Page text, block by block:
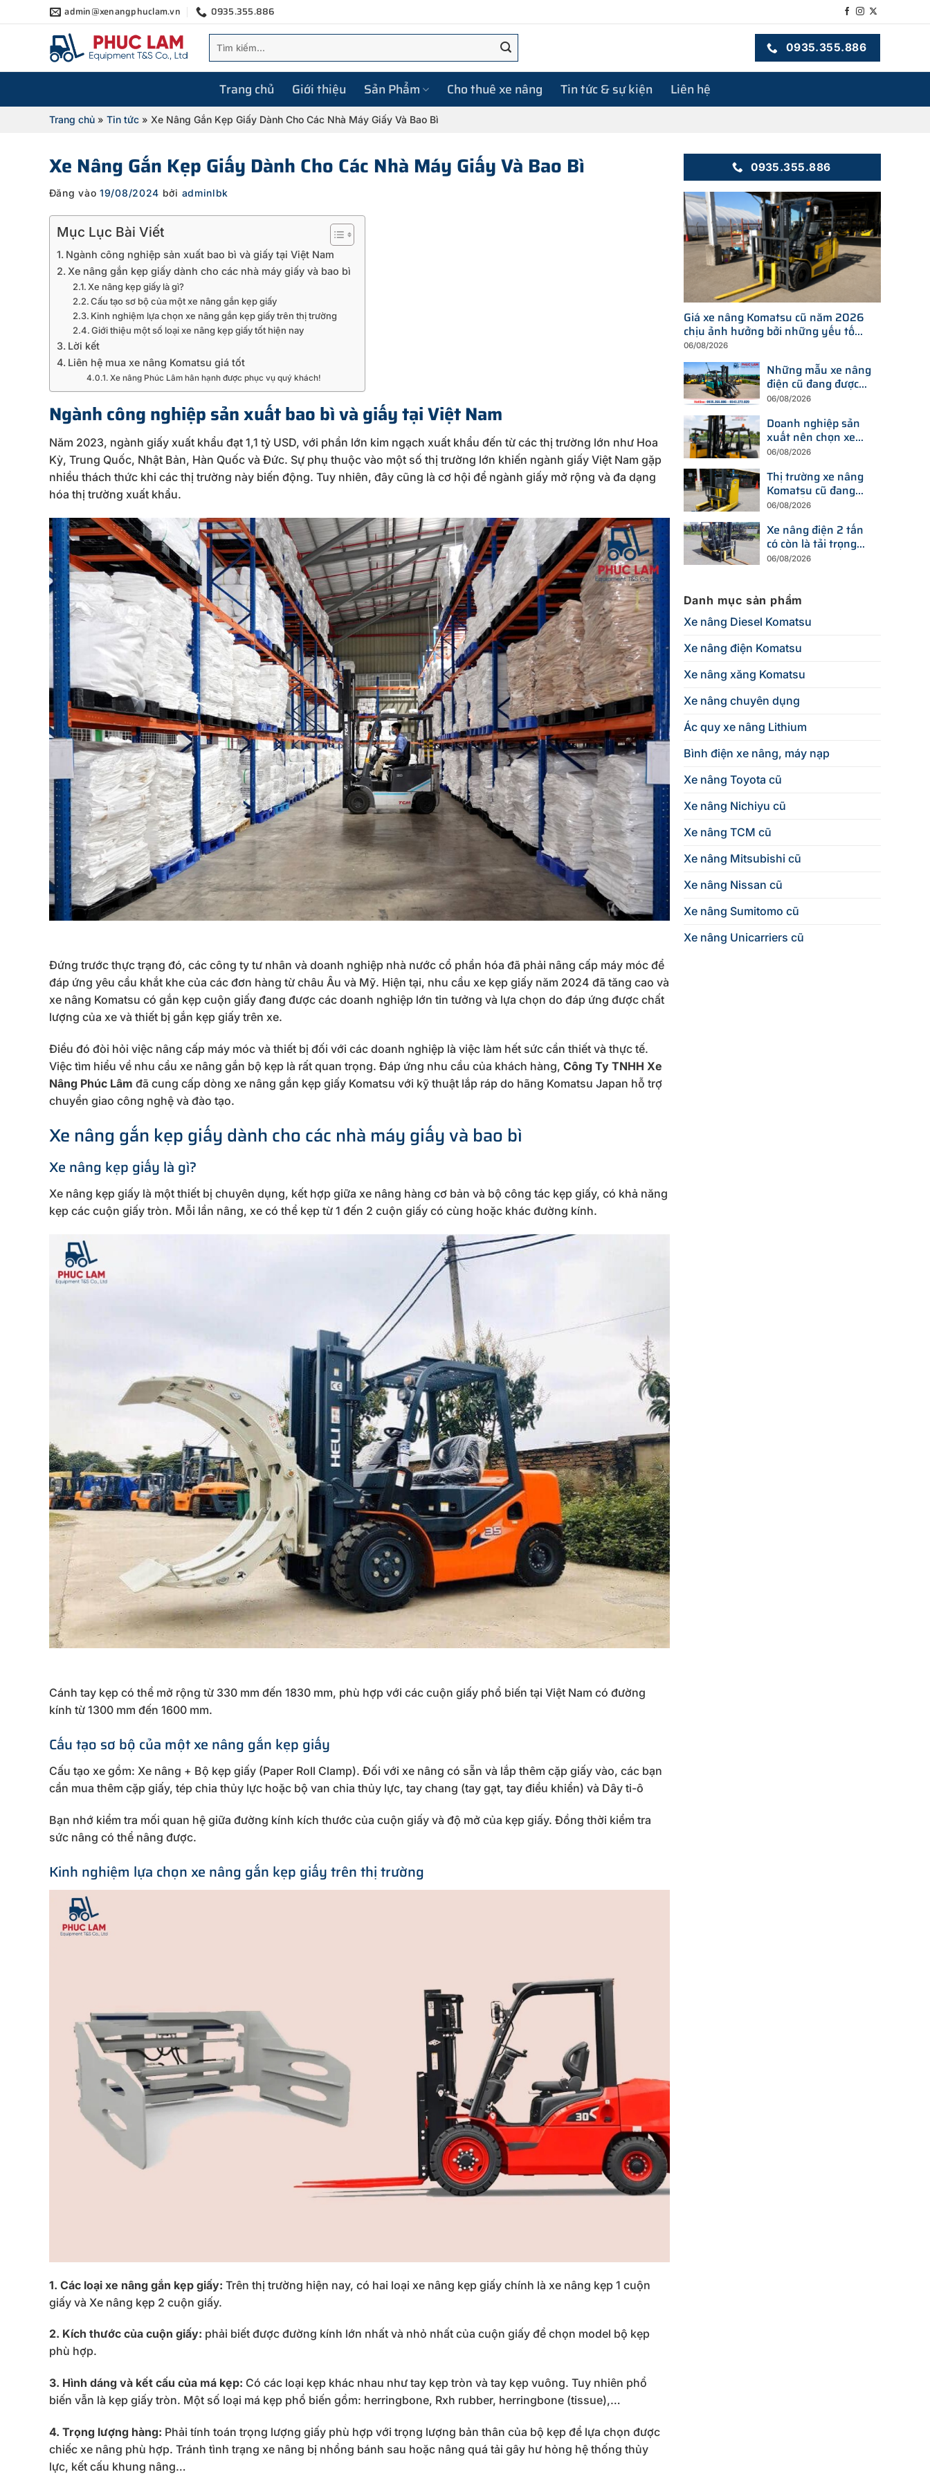
qua
admin@xenangphuclam.vn 0935.355.886
kiếm:
0935.355.886
Trang chủ Giới thiệu Sản Phẩm Cho thuê xe nâng Tin tức & sự kiện Liên hệ
Trang chủ» Tin tức» Xe Nâng Gắn Kẹp Giấy Dành Cho Các Nhà Máy Giấy Và Bao Bì
Xe Nâng Gắn Kẹp Giấy Dành Cho Các Nhà Máy Giấy Và Bao Bì
Đăng vào19/08/2024 bởi adminlbk
Mục Lục Bài Viết
Ngành công nghiệp sản xuất bao bì và giấy tại Việt Nam
Xe nâng gắn kẹp giấy dành cho các nhà máy giấy và bao bì
Xe nâng kẹp giấy là gì?
Cấu tạo sơ bộ của một xe nâng gắn kẹp giấy
Kinh nghiệm lựa chọn xe nâng gắn kẹp giấy trên thị trường
Giới thiệu một số loại xe nâng kẹp giấy tốt hiện nay
Lời kết
Liên hệ mua xe nâng Komatsu giá tốt
Xe nâng Phúc Lâm hân hạnh được phục vụ quý khách!
Ngành công nghiệp sản xuất bao bì và giấy tại Việt Nam
Năm 2023, ngành giấy xuất khẩu đạt 1,1 tỷ USD, với phần lớn kim ngạch xuất khẩu đến từ các thị trường lớn như Hoa
Kỳ, Trung Quốc, Nhật Bản, Hàn Quốc và Đức. Sự phụ thuộc vào một số thị trường lớn khiến ngành giấy Việt Nam gặp
nhiều thách thức khi các thị trường này biến động. Tuy nhiên, đây cũng là cơ hội để ngành giấy mở rộng và đa dạng
hóa thị trường xuất khẩu.
Đứng trước thực trạng đó, các công ty tư nhân và doanh nghiệp nhà nước cổ phần hóa đã phải nâng cấp máy móc để
đáp ứng yêu cầu khắt khe của các đơn hàng từ châu Âu và Mỹ. Hiện tại, nhu cầu xe kẹp giấy năm 2024 đã tăng cao và
xe nâng Komatsu có gắn kẹp cuộn giấy đang được các doanh nghiệp lớn tin tưởng và lựa chọn do đáp ứng được chất
lượng của xe và thiết bị gắn kẹp giấy trên xe.
Điều đó đòi hỏi việc nâng cấp máy móc và thiết bị đối với các doanh nghiệp là việc làm hết sức cần thiết và thực tế.
Việc tìm hiểu về nhu cầu xe nâng gắn bộ kẹp là rất quan trọng. Đáp ứng nhu cầu của khách hàng, Công Ty TNHH Xe
Nâng Phúc Lâm đã cung cấp dòng xe nâng gắn kẹp giấy Komatsu với kỹ thuật lắp ráp do hãng Komatsu Japan hỗ trợ
chuyển giao công nghệ và đào tạo.
Xe nâng gắn kẹp giấy dành cho các nhà máy giấy và bao bì
Xe nâng kẹp giấy là gì?
Xe nâng kẹp giấy là một thiết bị chuyên dụng, kết hợp giữa xe nâng hàng cơ bản và bộ công tác kẹp giấy, có khả năng
kẹp các cuộn giấy tròn. Mỗi lần nâng, xe có thể kẹp từ 1 đến 2 cuộn giấy có cùng hoặc khác đường kính.
Cánh tay kẹp có thể mở rộng từ 330 mm đến 1830 mm, phù hợp với các cuộn giấy phổ biến tại Việt Nam có đường
kính từ 1300 mm đến 1600 mm.
Cấu tạo sơ bộ của một xe nâng gắn kẹp giấy
Cấu tạo xe gồm: Xe nâng + Bộ kẹp giấy (Paper Roll Clamp). Đối với xe nâng có sẵn và lắp thêm cặp giấy vào, các bạn
cần mua thêm cặp giấy, tép chia thủy lực hoặc bộ van chia thủy lực, tay chang (tay gạt, tay điều khiển) và Dây ti-ô
Bạn nhớ kiểm tra mối quan hệ giữa đường kính kích thước của cuộn giấy và độ mở của kẹp giấy. Đồng thời kiểm tra
sức nâng có thể nâng được.
Kinh nghiệm lựa chọn xe nâng gắn kẹp giấy trên thị trường
1. Các loại xe nâng gắn kẹp giấy: Trên thị trường hiện nay, có hai loại xe nâng kẹp giấy chính là xe nâng kẹp 1 cuộn
giấy và Xe nâng kẹp 2 cuộn giấy.
2. Kích thước của cuộn giấy: phải biết được đường kính lớn nhất và nhỏ nhất của cuộn giấy để chọn model bộ kẹp
phù hợp.
3. Hình dáng và kết cấu của má kẹp: Có các loại kẹp khác nhau như tay kẹp tròn và tay kẹp vuông. Tuy nhiên phổ
biến vẫn là kẹp giấy tròn. Một số loại má kẹp phổ biến gồm: herringbone, Rxh rubber, herringbone (tissue),…
4. Trọng lượng hàng: Phải tính toán trọng lượng giấy phù hợp với trọng lượng bản thân của bộ kẹp để lựa chọn được
chiếc xe nâng phù hợp. Tránh tình trạng xe nâng bị nhổng bánh sau hoặc nâng quá tải gây hư hỏng hệ thống thủy
lực, kết cấu khung nâng…
0935.355.886
Giá xe nâng Komatsu cũ năm 2026
chịu ảnh hưởng bởi những yếu tố
nào?
06/08/2026
Những mẫu xe nâng
điện cũ đang được
tìm kiếm nhiều nhất
nay
06/08/2026
Doanh nghiệp sản
xuất nên chọn xe
nâng điện hay xe
chi phí?
06/08/2026
Thị trường xe nâng
Komatsu cũ đang
thay đổi ra sao trước
thiết bị mới?
06/08/2026
Xe nâng điện 2 tấn
có còn là tải trọng
được doanh nghiệp
06/08/2026
Danh mục sản phẩm
Xe nâng Diesel Komatsu
Xe nâng điện Komatsu
Xe nâng xăng Komatsu
Xe nâng chuyên dụng
Ác quy xe nâng Lithium
Bình điện xe nâng, máy nạp
Xe nâng Toyota cũ
Xe nâng Nichiyu cũ
Xe nâng TCM cũ
Xe nâng Mitsubishi cũ
Xe nâng Nissan cũ
Xe nâng Sumitomo cũ
Xe nâng Unicarriers cũ